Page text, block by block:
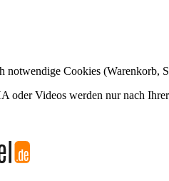
notwendige Cookies
oder Videos werden nur nach